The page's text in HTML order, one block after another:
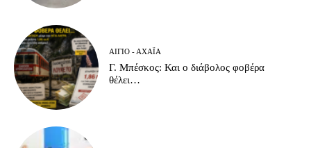
ΑΊΓΙΟ - ΑΧΑΪ́Α
Γ. Μπέσκος: Και ο διάβολος φοβέρα
θέλει…